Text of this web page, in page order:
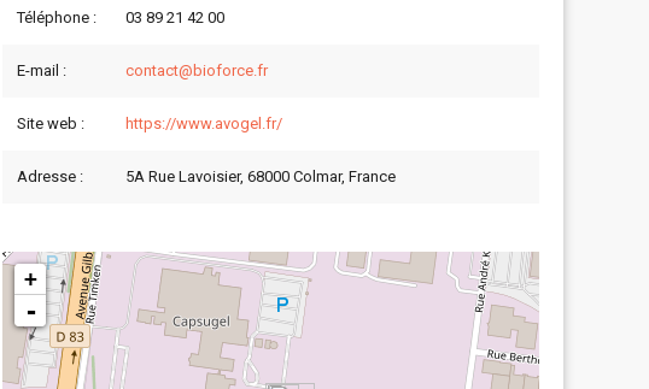
Téléphone : 03 89 21 42 00
E-mail : contact@bioforce.fr
Site web : https://www.avogel.fr/
Adresse : 5A Rue Lavoisier, 68000 Colmar, France
+
-